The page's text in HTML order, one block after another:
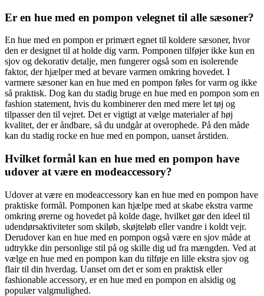
Er en hue med en pompon velegnet til alle sæsoner?
En hue med en pompon er primært egnet til koldere sæsoner, hvor
den er designet til at holde dig varm. Pomponen tilføjer ikke kun en
sjov og dekorativ detalje, men fungerer også som en isolerende
faktor, der hjælper med at bevare varmen omkring hovedet. I
varmere sæsoner kan en hue med en pompon føles for varm og ikke
så praktisk. Dog kan du stadig bruge en hue med en pompon som en
fashion statement, hvis du kombinerer den med mere let tøj og
tilpasser den til vejret. Det er vigtigt at vælge materialer af høj
kvalitet, der er åndbare, så du undgår at overophede. På den måde
kan du stadig rocke en hue med en pompon, uanset årstiden.
Hvilket formål kan en hue med en pompon have
udover at være en modeaccessory?
Udover at være en modeaccessory kan en hue med en pompon have
praktiske formål. Pomponen kan hjælpe med at skabe ekstra varme
omkring ørerne og hovedet på kolde dage, hvilket gør den ideel til
udendørsaktiviteter som skiløb, skøjteløb eller vandre i koldt vejr.
Derudover kan en hue med en pompon også være en sjov måde at
udtrykke din personlige stil på og skille dig ud fra mængden. Ved at
vælge en hue med en pompon kan du tilføje en lille ekstra sjov og
flair til din hverdag. Uanset om det er som en praktisk eller
fashionable accessory, er en hue med en pompon en alsidig og
populær valgmulighed.